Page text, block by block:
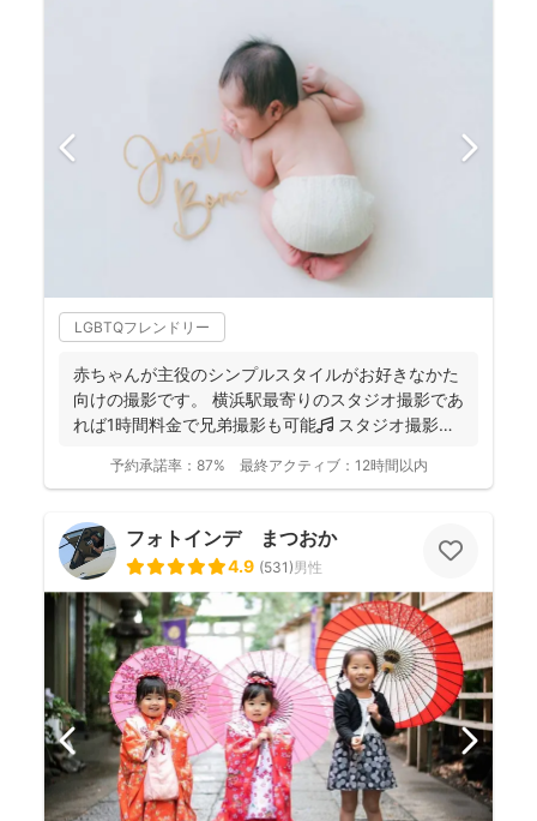
LGBTQフレンドリー
赤ちゃんが主役のシンプルスタイルがお好きなかた
向けの撮影です。 横浜駅最寄りのスタジオ撮影であ
れば1時間料金で兄弟撮影も可能🎵 スタジオ撮影に
予約承諾率： 87% 最終アクティブ： 12時間以内
フォトインデ まつおか
4.9 (531)男性